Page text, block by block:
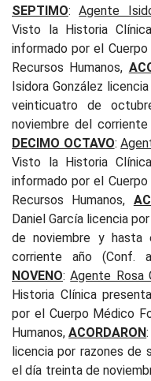
SEPTIMO:Agente
Visto la Historia
informado por el
Recursos Humanos,
Isidora González
veinticuatro de
noviembre del
DECIMO OCTAVO:
Visto la Historia
informado por el
Recursos Humanos,
Daniel García licencia
de noviembre y
corriente año (Conf.
NOVENO:Agente Rosa
Historia Clínica
por el Cuerpo Médico
Humanos,ACORDARON
licencia por razones de
el día treinta de